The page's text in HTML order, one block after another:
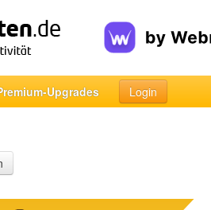
Upgrades Login